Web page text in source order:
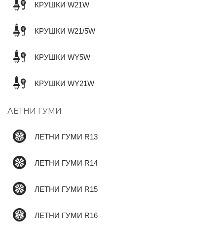
КРУШКИ W21W
КРУШКИ W21/5W
КРУШКИ WY5W
КРУШКИ WY21W
ЛЕТНИ ГУМИ
ЛЕТНИ ГУМИ R13
ЛЕТНИ ГУМИ R14
ЛЕТНИ ГУМИ R15
ЛЕТНИ ГУМИ R16